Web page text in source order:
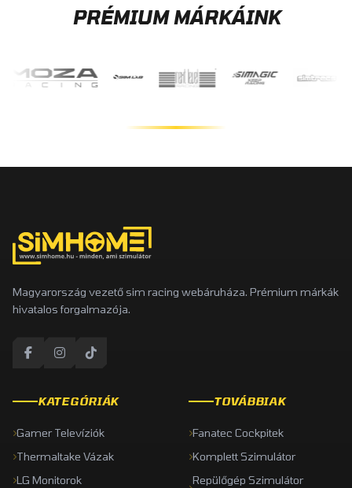
PRÉMIUM MÁRKÁINK
Magyarország vezető sim racing webáruháza. Prémium márkák
hivatalos forgalmazója.
KATEGÓRIÁK
Gamer Televíziók
Thermaltake Vázak
LG Monitorok
TOVÁBBIAK
Fanatec Cockpitek
Komplett Szimulátor
Repülőgép Szimulátor